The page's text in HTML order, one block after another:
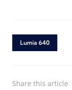
Lumia 640
Share this article